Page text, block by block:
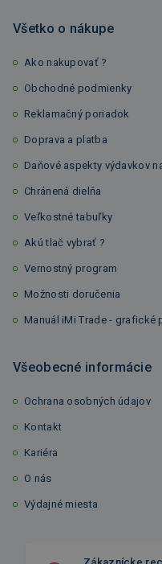
Všetko o nákupe
Ako nakupovať ?
Obchodné podmienky
Reklamačný poriadok
Doprava a platba
Daňové aspekty výdavkov
Chránená dielňa
Veľkostné tabuľky
Akú tlač vybrať ?
Vernostný program
Možnosti doručenia
Manuál iMi Trade - grafické
Všeobecné informácie
Ochrana osobných údajov
Kontakt
Kariéra
O nás
Výdajné miesta